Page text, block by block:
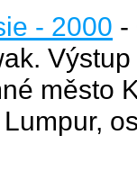
- 2000 -
město